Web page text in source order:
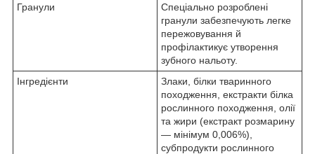
Гранули
Спеціально розроблені
гранули забезпечують легке
пережовування й
профілактикує утворення
зубного нальоту.
Інгредієнти
Злаки, білки тваринного
походження, екстракти білка
рослинного походження, олії
та жири (екстракт розмарину
— мінімум 0,006%),
субпродукти рослинного